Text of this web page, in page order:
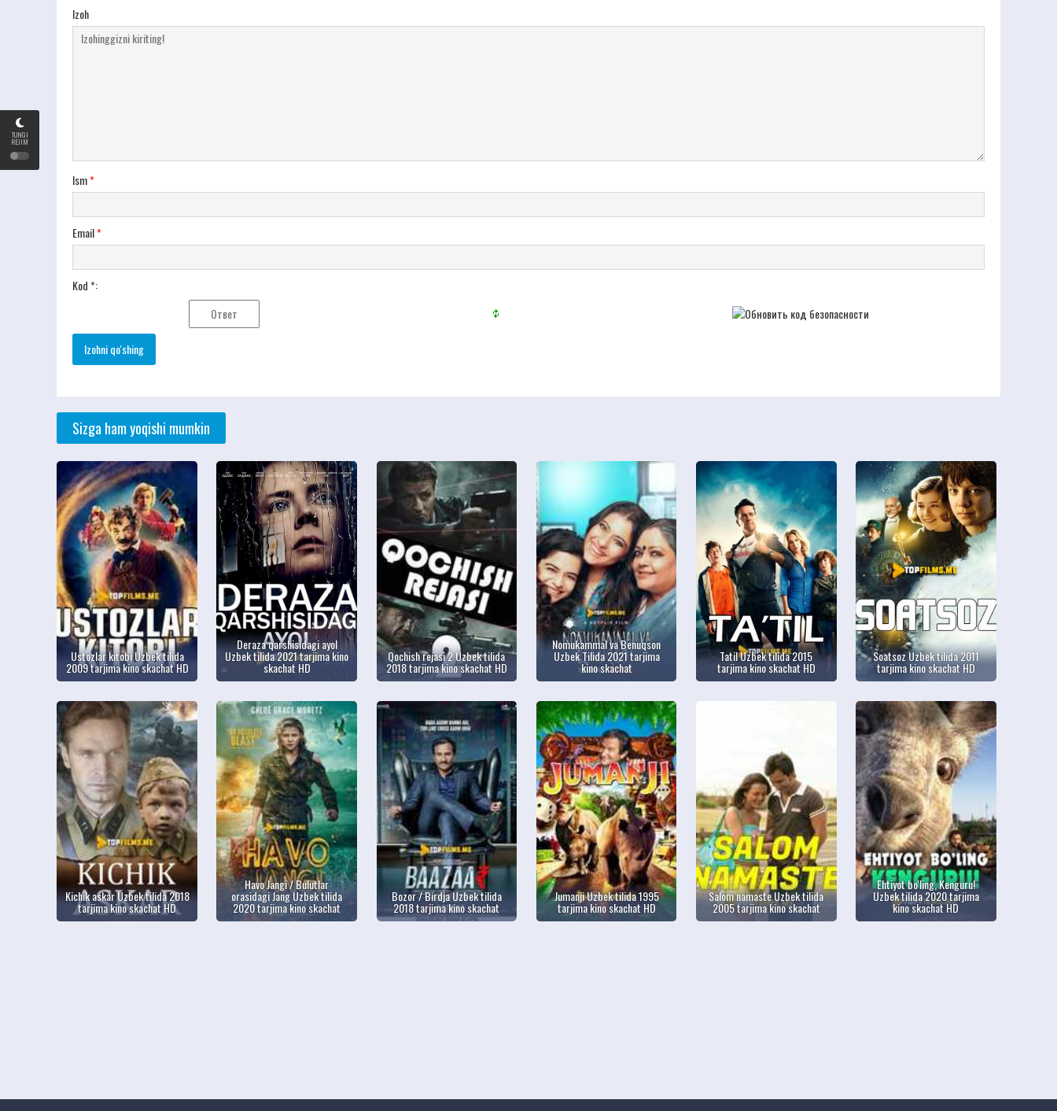
TUNGI
REJIM
Izoh
Ism*
Email*
Kod *:
Sizga ham yoqishi mumkin
Ustozlar kitobi Uzbek tilida
2009 tarjima kino skachat HD
Deraza qarshisidagi ayol
Uzbek tilida 2021 tarjima kino
skachat HD
Qochish rejasi 2 Uzbek tilida
2018 tarjima kino skachat HD
Nomukammal va Benuqson
Uzbek Tilida 2021 tarjima
kino skachat
Tatil Uzbek tilida 2015
tarjima kino skachat HD
Soatsoz Uzbek tilida 2011
tarjima kino skachat HD
Kichik askar Uzbek tilida 2018
tarjima kino skachat HD
Havo Jangi / Bulutlar
orasidagi Jang Uzbek tilida
2020 tarjima kino skachat
Bozor / Birdja Uzbek tilida
2018 tarjima kino skachat
Jumanji Uzbek tilida 1995
tarjima kino skachat HD
Salom namaste Uzbek tilida
2005 tarjima kino skachat
Ehtiyot bo'ling, Kenguru!
Uzbek tilida 2020 tarjima
kino skachat HD